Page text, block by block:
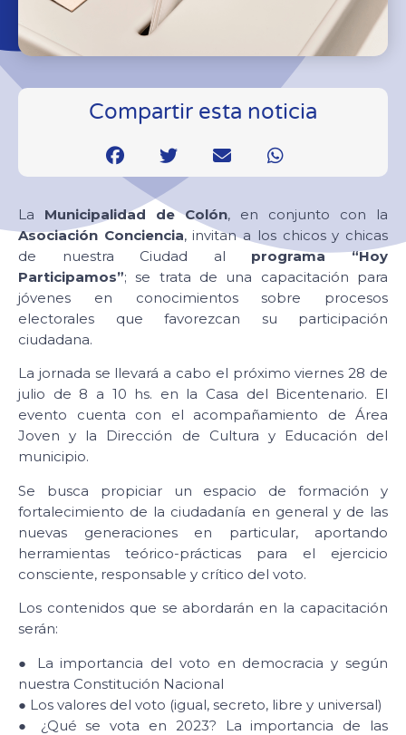
Compartir esta noticia
La Municipalidad de Colón, en conjunto con la
Asociación Conciencia, invitan a los chicos y chicas
de nuestra Ciudad al programa “Hoy
Participamos”; se trata de una capacitación para
jóvenes en conocimientos sobre procesos
electorales que favorezcan su participación
ciudadana.
La jornada se llevará a cabo el próximo viernes 28 de
julio de 8 a 10 hs. en la Casa del Bicentenario. El
evento cuenta con el acompañamiento de Área
Joven y la Dirección de Cultura y Educación del
municipio.
Se busca propiciar un espacio de formación y
fortalecimiento de la ciudadanía en general y de las
nuevas generaciones en particular, aportando
herramientas teórico-prácticas para el ejercicio
consciente, responsable y crítico del voto.
Los contenidos que se abordarán en la capacitación
serán:
● La importancia del voto en democracia y según
nuestra Constitución Nacional
● Los valores del voto (igual, secreto, libre y universal)
● ¿Qué se vota en 2023? La importancia de las